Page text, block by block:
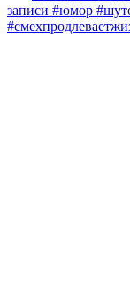
записи #юмор